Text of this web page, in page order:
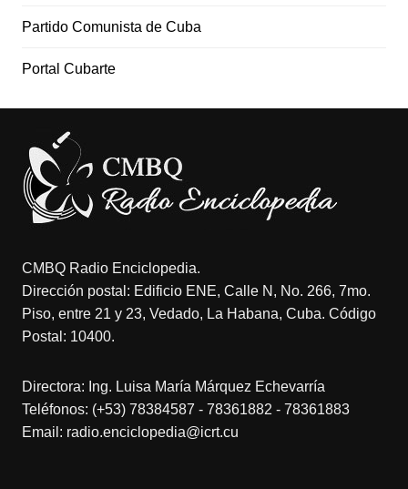
Partido Comunista de Cuba
Portal Cubarte
CMBQ Radio Enciclopedia.
Dirección postal: Edificio ENE, Calle N, No. 266, 7mo.
Piso, entre 21 y 23, Vedado, La Habana, Cuba. Código
Postal: 10400.
Directora: Ing. Luisa María Márquez Echevarría
Teléfonos: (+53) 78384587 - 78361882 - 78361883
Email: radio.enciclopedia@icrt.cu